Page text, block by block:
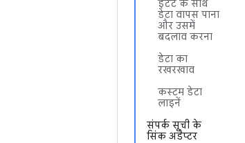
इंटेंट के साथ
डेटा वापस पाना
और उसमें
बदलाव करना
डेटा का
रखरखाव
कस्टम डेटा
लाइनें
संपर्क सूची के
सिंक अडैप्टर